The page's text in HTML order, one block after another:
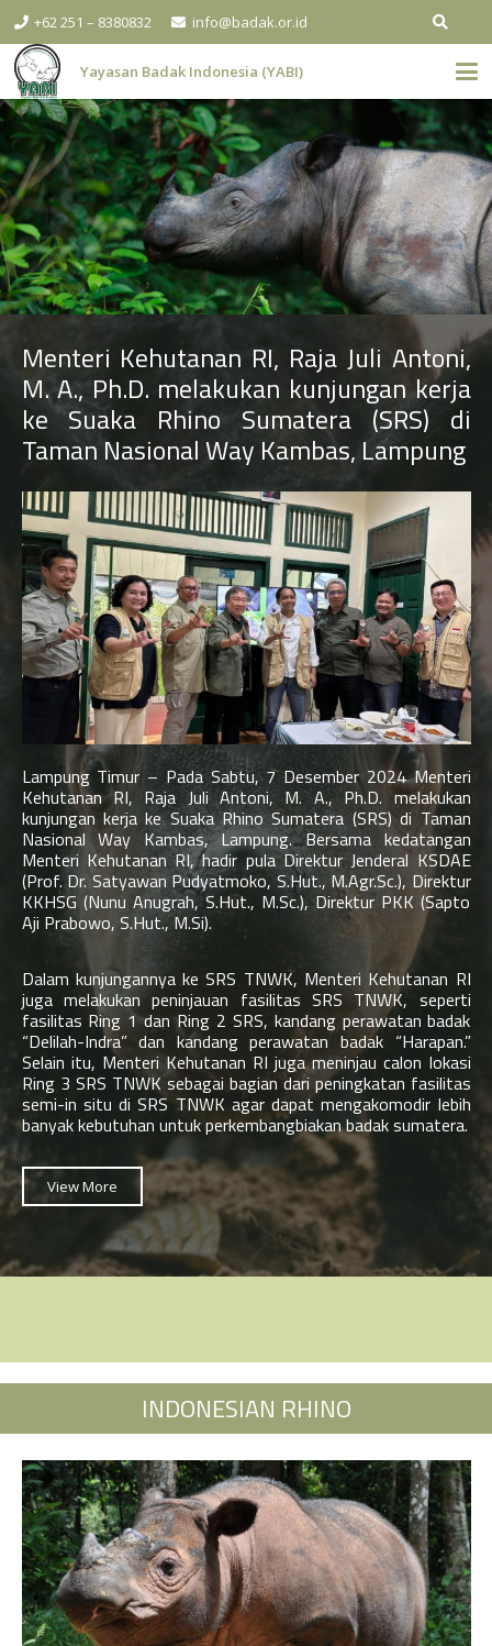
+62 251 – 8380832 info@badak.or.id
Yayasan Badak Indonesia (YABI)
Menteri Kehutanan RI, Raja Juli Antoni,
M. A., Ph.D. melakukan kunjungan kerja
ke Suaka Rhino Sumatera (SRS) di
Taman Nasional Way Kambas, Lampung
Lampung Timur – Pada Sabtu, 7 Desember 2024 Menteri
Kehutanan RI, Raja Juli Antoni, M. A., Ph.D. melakukan
kunjungan kerja ke Suaka Rhino Sumatera (SRS) di Taman
Nasional Way Kambas, Lampung. Bersama kedatangan
Menteri Kehutanan RI, hadir pula Direktur Jenderal KSDAE
(Prof. Dr. Satyawan Pudyatmoko, S.Hut., M.Agr.Sc.), Direktur
KKHSG (Nunu Anugrah, S.Hut., M.Sc.), Direktur PKK (Sapto
Aji Prabowo, S.Hut., M.Si).
Dalam kunjungannya ke SRS TNWK, Menteri Kehutanan RI
juga melakukan peninjauan fasilitas SRS TNWK, seperti
fasilitas Ring 1 dan Ring 2 SRS, kandang perawatan badak
“Delilah-Indra” dan kandang perawatan badak “Harapan.”
Selain itu, Menteri Kehutanan RI juga meninjau calon lokasi
Ring 3 SRS TNWK sebagai bagian dari peningkatan fasilitas
semi-in situ di SRS TNWK agar dapat mengakomodir lebih
banyak kebutuhan untuk perkembangbiakan badak sumatera.
View More
INDONESIAN RHINO